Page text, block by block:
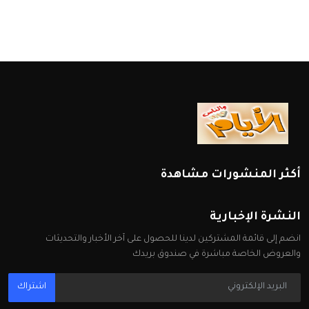
أكثر المنشورات مشاهدة
النشرة الإخبارية
انضم إلى قائمة المشتركين لدينا للحصول على آخر الأخبار والتحديثات
والعروض الخاصة مباشرة في صندوق بريدك
اشتراك